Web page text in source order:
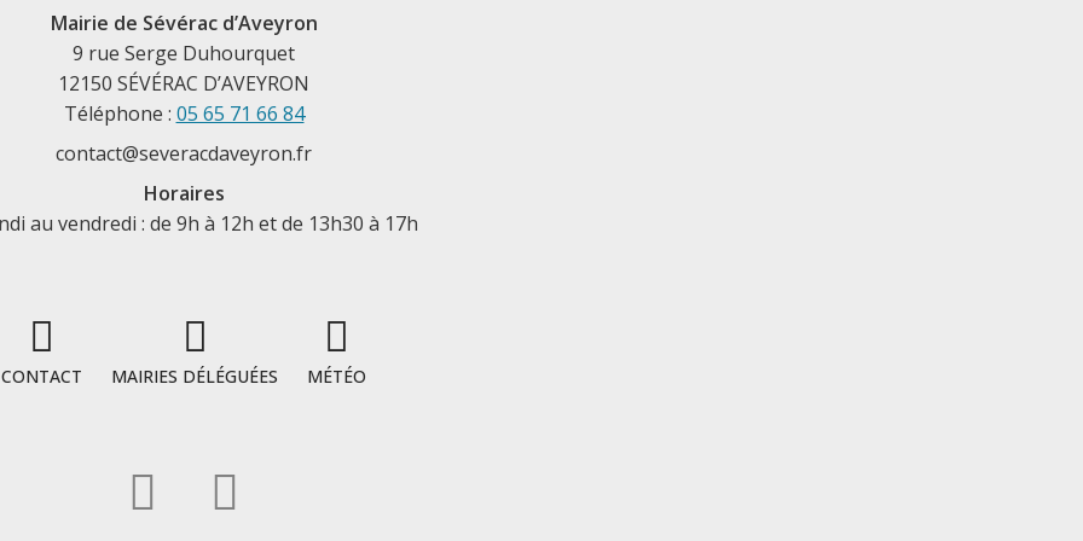
Mairie de Sévérac d’Aveyron
9 rue Serge Duhourquet
12150 SÉVÉRAC D’AVEYRON
Téléphone : 05 65 71 66 84
contact@severacdaveyron.fr
Horaires
au vendredi : de 9h à 12h et de 13h30 à 17h
CONTACT MAIRIES DÉLÉGUÉES MÉTÉO